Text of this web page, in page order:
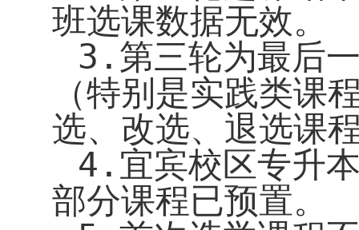
班选课数据无效。
3. 第三轮为最后
（特别是实践类课
选、改选、退选课
4 . 宜宾校区专升
部分课程已预置。